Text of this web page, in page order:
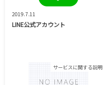
2019.7.11
LINE公式アカウント
サービスに関する説明